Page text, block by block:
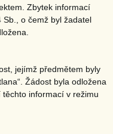
Zbytek informací
o čemž byl žadatel
jejímž předmětem byly
Žádost byla odložena
informací v režimu